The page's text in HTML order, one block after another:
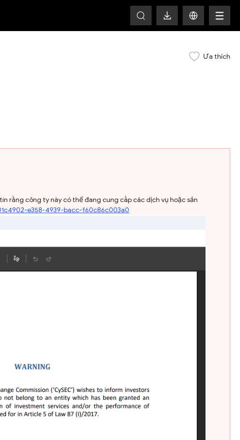
HOT
Ưa thích
rằng công ty này có thể đang cung cấp các dịch vụ hoặc sản
e358-4939-bacc-f60c86c003a0